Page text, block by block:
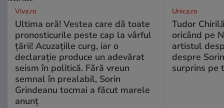
Viva.ro
Ultima oră! Vestea care dă toate
pronosticurile peste cap la vârful
țării! Acuzațiile curg, iar o
declarație produce un adevărat
seism în politică. Fără vreun
semnal în prealabil, Sorin
Grindeanu tocmai a făcut marele
anunț
Unica.ro
Tudor
oricând pe
artistul
despre
surprins pe